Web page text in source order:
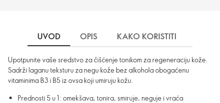
UVOD OPIS KAKO KORISTITI
Upotpunite vaše sredstvo za čišćenje tonikom za regeneraciju kože.
Sadrži laganu teksturu za negu kože bez alkohola obogaćenu
vitaminima B3 i B5 iz ovsa koji umiruju kožu.
Prednosti 5 u 1: omekšava, tonira, smiruje, neguje i vraća